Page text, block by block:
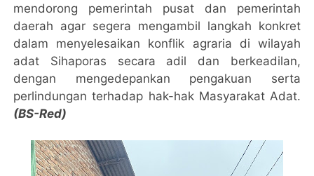
mendorong pemerintah pusat dan pemerintah
daerah agar segera mengambil langkah konkret
dalam menyelesaikan konflik agraria di wilayah
adat Sihaporas secara adil dan berkeadilan,
dengan mengedepankan pengakuan serta
perlindungan terhadap hak-hak Masyarakat Adat.
(BS-Red)